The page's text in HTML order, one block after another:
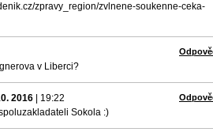
zpravy_region/zvlnene-soukenne-ceka-
v Liberci?
2016 19:22
Sokola :)